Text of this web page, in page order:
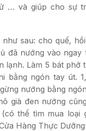
… và giúp cho sự
sau: cho quế,
đã nướng vào ngay
lạnh. Làm 5 bát phở
bằng ngón tay út.
nướng bằng
già đen nướng
thể tìm mua loại
Hàng Thực